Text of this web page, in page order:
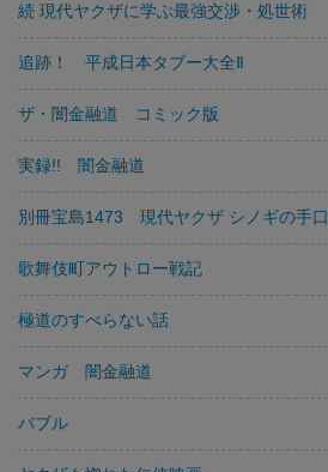
続 現代ヤクザに学ぶ最強交渉・処世術
追跡！ 平成日本タブー大全Ⅱ
ザ・闇金融道 コミック版
実録!! 闇金融道
別冊宝島1473 現代ヤクザ シノギの手口
歌舞伎町アウトロー戦記
極道のすべらない話
マンガ 闇金融道
バブル